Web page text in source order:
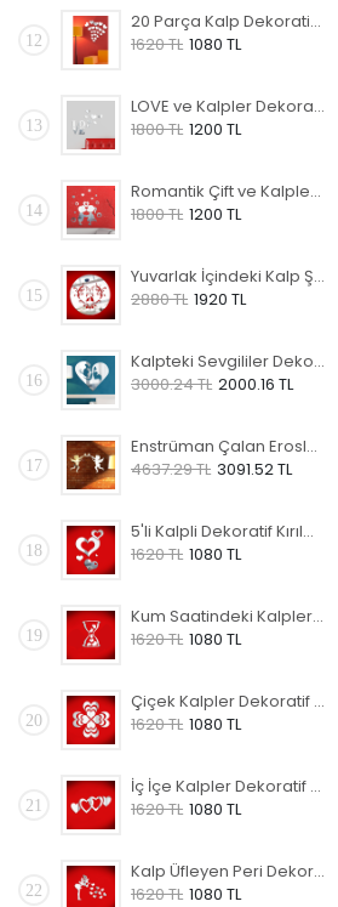
12
20 Parça Kalp Dekoratif Kırılmaz Ayna
1620 TL 1080 TL
13
LOVE ve Kalpler Dekoratif Kırılmaz Ayna
1800 TL 1200 TL
14
Romantik Çift ve Kalpler Dekoratif Kırılmaz Ayna
1800 TL 1200 TL
15
Yuvarlak İçindeki Kalp Şekli Dekoratif Kırılmaz Ayna
2880 TL 1920 TL
16
Kalpteki Sevgililer Dekoratif Kırılmaz Ayna
3000.24 TL 2000.16 TL
17
Enstrüman Çalan Eroslar Dekoratif Kırılmaz Ayna
4637.29 TL 3091.52 TL
18
5'li Kalpli Dekoratif Kırılmaz Ayna
1620 TL 1080 TL
19
Kum Saatindeki Kalpler Dekoratif Kırılmaz Ayna
1620 TL 1080 TL
20
Çiçek Kalpler Dekoratif Kırılmaz Ayna
1620 TL 1080 TL
21
İç İçe Kalpler Dekoratif Kırılmaz Ayna
1620 TL 1080 TL
22
Kalp Üfleyen Peri Dekoratif Kırılmaz Ayna
1620 TL 1080 TL